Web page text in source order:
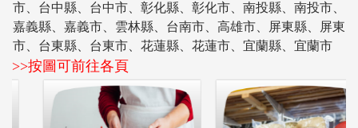
市、台中縣、台中市、彰化縣、彰化市、南投縣、南投市、
嘉義縣、嘉義市、雲林縣、台南市、高雄市、屏東縣、屏東
市、台東縣、台東市、花蓮縣、花蓮市、宜蘭縣、宜蘭市
>>按圖可前往各頁